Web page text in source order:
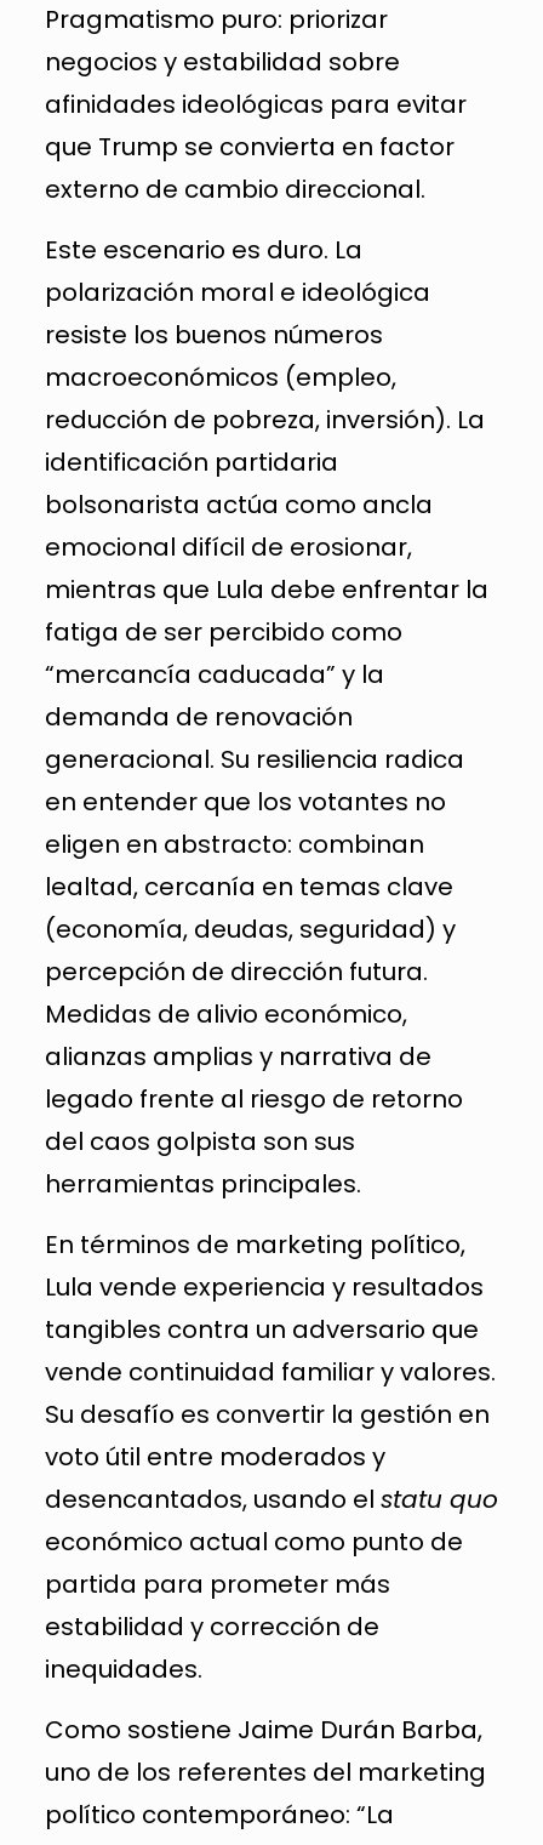
Pragmatismo puro: priorizar
negocios y estabilidad sobre
afinidades ideológicas para evitar
que Trump se convierta en factor
externo de cambio direccional.
Este escenario es duro. La
polarización moral e ideológica
resiste los buenos números
macroeconómicos (empleo,
reducción de pobreza, inversión). La
identificación partidaria
bolsonarista actúa como ancla
emocional difícil de erosionar,
mientras que Lula debe enfrentar la
fatiga de ser percibido como
“mercancía caducada” y la
demanda de renovación
generacional. Su resiliencia radica
en entender que los votantes no
eligen en abstracto: combinan
lealtad, cercanía en temas clave
(economía, deudas, seguridad) y
percepción de dirección futura.
Medidas de alivio económico,
alianzas amplias y narrativa de
legado frente al riesgo de retorno
del caos golpista son sus
herramientas principales.
En términos de marketing político,
Lula vende experiencia y resultados
tangibles contra un adversario que
vende continuidad familiar y valores.
Su desafío es convertir la gestión en
voto útil entre moderados y
desencantados, usando el statu quo
económico actual como punto de
partida para prometer más
estabilidad y corrección de
inequidades.
Como sostiene Jaime Durán Barba,
uno de los referentes del marketing
político contemporáneo: “La